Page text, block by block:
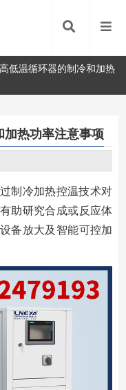
低温循环器的制冷和加热
加热功率注意事项
制冷加热控温技术对
助研究合成或反应体
备放大及智能可控加